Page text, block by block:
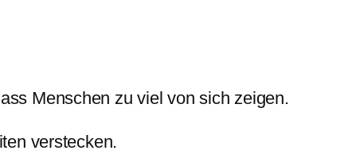
Menschen zu viel von sich zeigen.
verstecken.